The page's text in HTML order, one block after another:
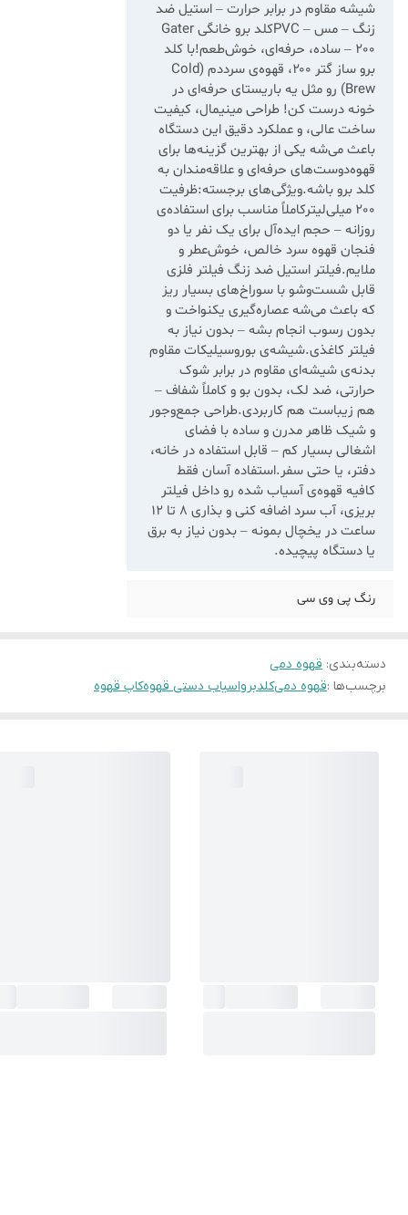
شیشه مقاوم در برابر حرارت – استیل ضد
زنگ – مس – PVCکلد برو خانگی Gater
200 – ساده، حرفه‌ای، خوش‌طعم!با کلد
برو ساز گتر ۲۰۰، قهوه‌ی سرددم (Cold
Brew) رو مثل یه باریستای حرفه‌ای در
خونه درست کن! طراحی مینیمال، کیفیت
ساخت عالی، و عملکرد دقیق این دستگاه
باعث می‌شه یکی از بهترین گزینه‌ها برای
قهوه‌دوست‌های حرفه‌ای و علاقه‌مندان به
کلد برو باشه.ویژگی‌های برجسته:ظرفیت
200 میلی‌لیترکاملاً مناسب برای استفاده‌ی
روزانه – حجم ایده‌آل برای یک نفر یا دو
فنجان قهوه سرد خالص، خوش‌عطر و
ملایم.فیلتر استیل ضد زنگ فیلتر فلزی
قابل شست‌وشو با سوراخ‌های بسیار ریز
که باعث می‌شه عصاره‌گیری یکنواخت و
بدون رسوب انجام بشه – بدون نیاز به
فیلتر کاغذی.شیشه‌ی بوروسیلیکات مقاوم
بدنه‌ی شیشه‌ای مقاوم در برابر شوک
حرارتی، ضد لک، بدون بو و کاملاً شفاف –
هم زیباست هم کاربردی.طراحی جمع‌وجور
و شیک ظاهر مدرن و ساده با فضای
اشغالی بسیار کم – قابل استفاده در خانه،
دفتر، یا حتی سفر.استفاده آسان فقط
کافیه قهوه‌ی آسیاب شده رو داخل فیلتر
بریزی، آب سرد اضافه کنی و بذاری ۸ تا ۱۲
ساعت در یخچال بمونه – بدون نیاز به برق
یا دستگاه پیچیده.
رنگ پی وی سی
دسته‌بندی: قهوه دمی
برچسب‌ها :قهوه دمیکلدبرواسیاب دستی قهوهکاپ قهوه